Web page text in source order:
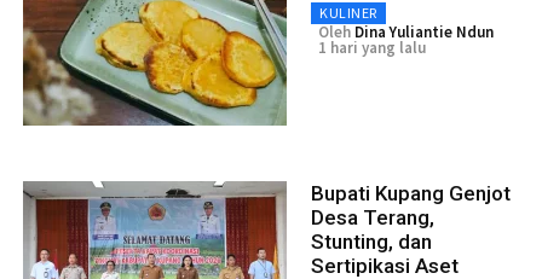
KULINER
Oleh Dina Yuliantie Ndun
1 hari yang lalu
Bupati Kupang Genjot
Desa Terang,
Stunting, dan
Sertipikasi Aset